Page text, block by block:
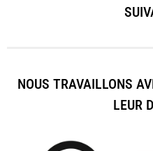
NOUS TRAVAILLONS
LEUR